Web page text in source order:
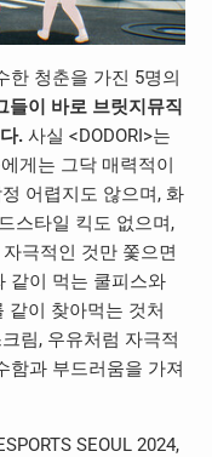
한 청춘을 가진 5명의
들이 바로 브릿지뮤직
.사실 <DODORI>는
게는 그닥 매력적이
어렵지도 않으며, 화
스타일 킥도 없으며,
극적인 것만 쫓으면
같이 먹는 쿨피스와
같이 찾아먹는 것처
림, 우유처럼 자극적
함과 부드러움을 가져
SEOUL 2024,